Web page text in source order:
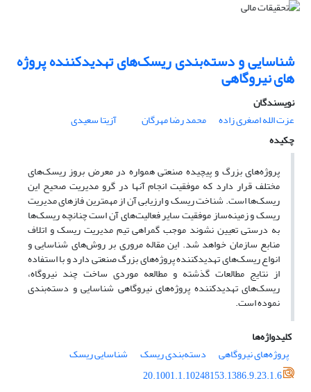
شناسایی و دسته‌بندی ریسک‌های تهدیدکننده پروژه
های نیروگاهی
نویسندگان
عزت الله اصغری زاده
محمد رضا مهرگان
آزیتا سعیدی
چکیده
پروژه‌های بزرگ و پیچیده صنعتی همواره در معرض بروز ریسک‌های
مختلف قرار دارد که موفقیت انجام آنها در گرو مدیریت صحیح این
ریسک‌ها است. شناخت ریسک و ارزیابی آن از مهمترین فازهای مدیریت
ریسک و زمینه‌ساز موفقیت سایر فعالیت‌های آن است چنانچه ریسک‌ها
به درستی تعیین نشوند موجب گمراهی تیم مدیریت ریسک و اتلاف
منابع سازمان خواهد شد. این مقاله مروری بر روش‌های شناسایی و
انواع ریسک‌های تهدیدکننده پروژه‌های بزرگ صنعتی دارد و با استفاده
از نتایج مطالعات گذشته و مطالعه موردی ساخت چند نیروگاه،
ریسک‌های تهدیدکننده پروژه‌های نیروگاهی شناسایی و دسته‌بندی
نموده است.
کلیدواژه‌ها
پروژه‌های نیروگاهی
دسته‌بندی ریسک
شناسایی ریسک
20.1001.1.10248153.1386.9.23.1.6